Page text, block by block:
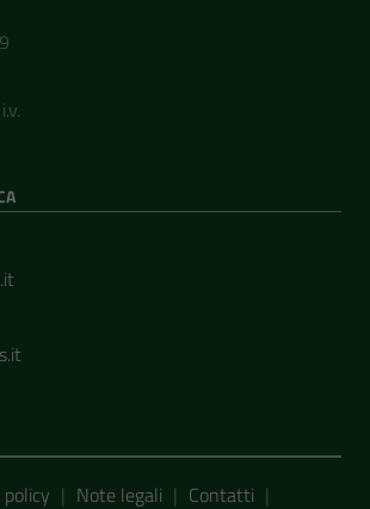
Utili
policy | Note legali | Contatti |